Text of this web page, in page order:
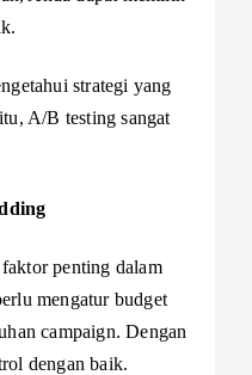
strategi yang
A/B testing sangat
penting dalam
mengatur budget
campaign. Dengan
dengan baik.